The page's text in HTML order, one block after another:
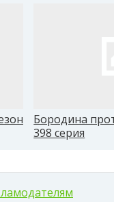
Бородина
398 серия